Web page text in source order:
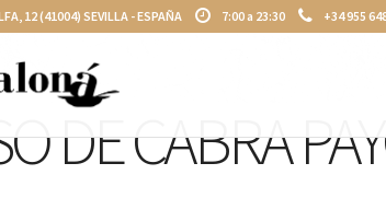
12 (41004) SEVILLA - ESPAÑA 7:00 a 23:30 +34 955
DE CABRA